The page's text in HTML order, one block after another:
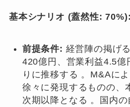
基本シナリオ (蓋然性: 70%):
前提条件: 経営陣の掲げ
420億円、営業利益4.5億
りに推移する 。M&Aに
徐々に発現するものの、
次期以降となる 。国内